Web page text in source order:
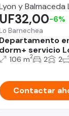
y Balmaceda
Lo Barnechea
Departamento
dorm+ servicio
UF32,00-6%
106 m2 2 2
Contactar